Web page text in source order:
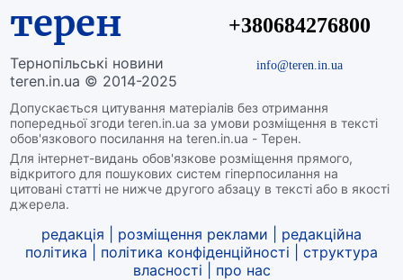
терен
Тернопільські новини
teren.in.ua © 2014-2025
Допускається цитування матеріалів без отримання
попередньої згоди teren.in.ua за умови розміщення в тексті
обов'язкового посилання на teren.in.ua - Терен.
Для інтернет-видань обов'язкове розміщення прямого,
відкритого для пошукових систем гіперпосилання на
цитовані статті не нижче другого абзацу в тексті або в якості
джерела.
+380684276800
info@teren.in.ua
редакція розміщення реклами
редакційна
політика
політика конфіденційності
структура
власності
про нас